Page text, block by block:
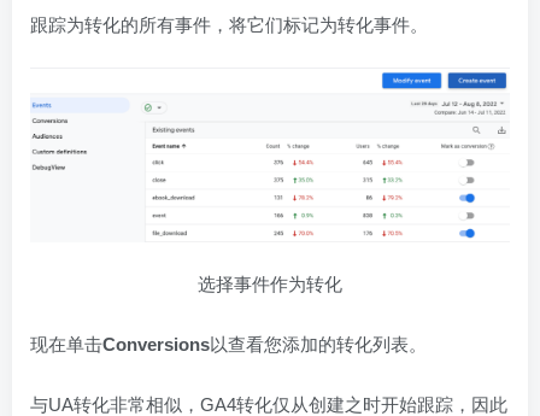
跟踪为转化的所有事件，将它们标记为转化事件。
选择事件作为转化
现在单击Conversions以查看您添加的转化列表。
与UA转化非常相似，GA4转化仅从创建之时开始跟踪，因此